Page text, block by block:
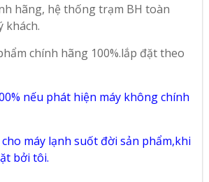
hãng, hệ thống trạm BH toàn
khách.
chính hãng 100%.lắp đặt theo
nếu phát hiện máy không chính
máy lạnh suốt đời sản phẩm,khi
bởi tôi.